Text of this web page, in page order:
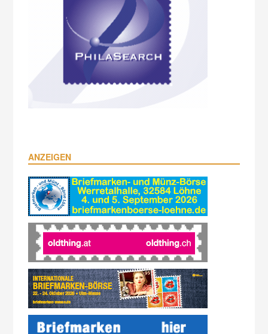
ANZEIGEN